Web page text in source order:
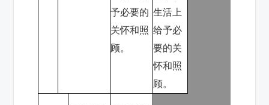
予必要的
关怀和照
顾。
生活上
给予必
要的关
怀和照
顾。